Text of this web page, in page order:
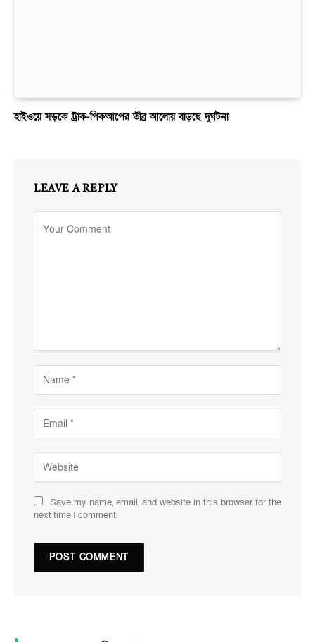
হাইওয়ে সড়কে ট্রাক-পিকআপের তীব্র আলোয় বাড়ছে দুর্ঘটনা
LEAVE A REPLY
Save my name, email, and website in this browser for the
next time I comment.